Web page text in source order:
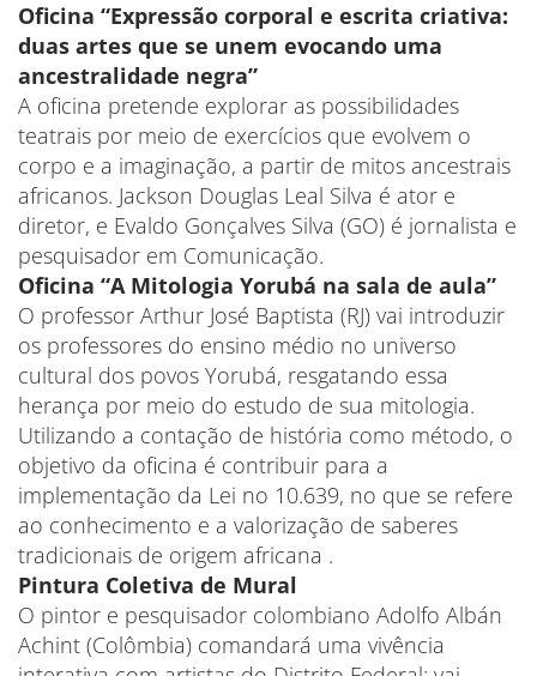
Oficina “Expressão corporal e escrita criativa:
duas artes que se unem evocando uma
ancestralidade negra”
A oficina pretende explorar as possibilidades
teatrais por meio de exercícios que evolvem o
corpo e a imaginação, a partir de mitos ancestrais
africanos. Jackson Douglas Leal Silva é ator e
diretor, e Evaldo Gonçalves Silva (GO) é jornalista e
pesquisador em Comunicação.
Oficina “A Mitologia Yorubá na sala de aula”
O professor Arthur José Baptista (RJ) vai introduzir
os professores do ensino médio no universo
cultural dos povos Yorubá, resgatando essa
herança por meio do estudo de sua mitologia.
Utilizando a contação de história como método, o
objetivo da oficina é contribuir para a
implementação da Lei no 10.639, no que se refere
ao conhecimento e a valorização de saberes
tradicionais de origem africana .
Pintura Coletiva de Mural
O pintor e pesquisador colombiano Adolfo Albán
Achint (Colômbia) comandará uma vivência